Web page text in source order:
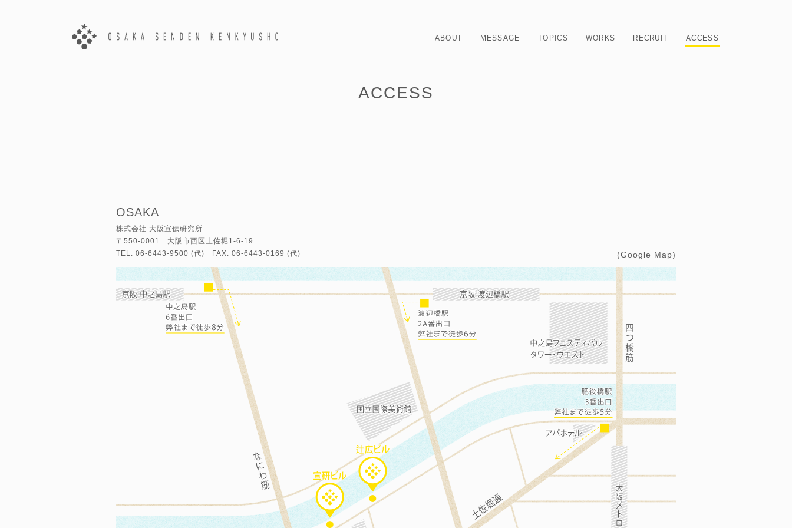
ABOUT MESSAGE TOPICS WORKS RECRUIT ACCESS
ACCESS
OSAKA
株式会社 大阪宣伝研究所
〒550-0001 大阪市西区土佐堀1-6-19
TEL. 06-6443-9500 (代) FAX. 06-6443-0169 (代)
(Google Map)